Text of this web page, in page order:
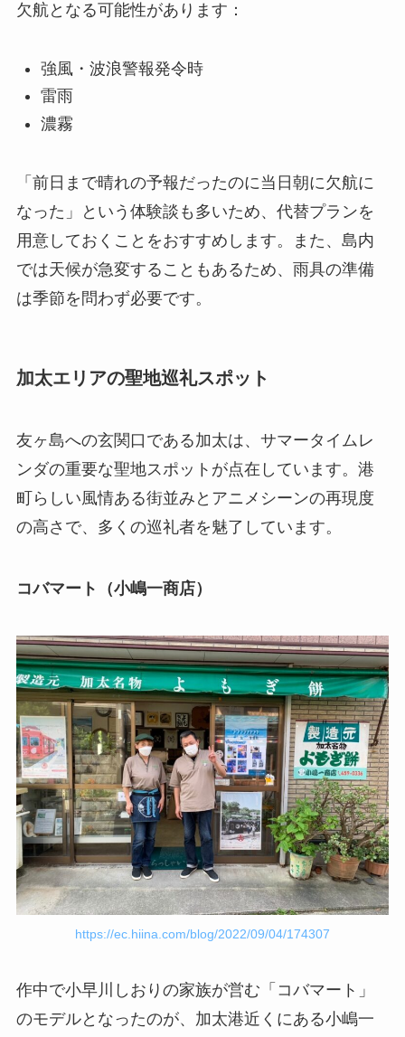
欠航となる可能性があります：
強風・波浪警報発令時
雷雨
濃霧
「前日まで晴れの予報だったのに当日朝に欠航に
なった」という体験談も多いため、代替プランを
用意しておくことをおすすめします。また、島内
では天候が急変することもあるため、雨具の準備
は季節を問わず必要です。
加太エリアの聖地巡礼スポット
友ヶ島への玄関口である加太は、サマータイムレ
ンダの重要な聖地スポットが点在しています。港
町らしい風情ある街並みとアニメシーンの再現度
の高さで、多くの巡礼者を魅了しています。
コバマート（小嶋一商店）
https://ec.hiina.com/blog/2022/09/04/174307
作中で小早川しおりの家族が営む「コバマート」
のモデルとなったのが、加太港近くにある小嶋一